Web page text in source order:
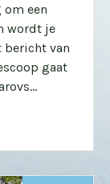
een
wordt je
bericht van
gaat